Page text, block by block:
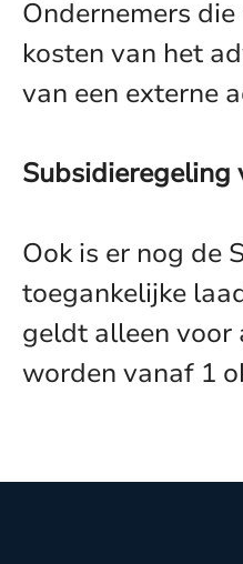
Ondernemers
kosten van het
van een externe
Ook is er nog de
toegankelijke
geldt alleen voor
worden vanaf 1